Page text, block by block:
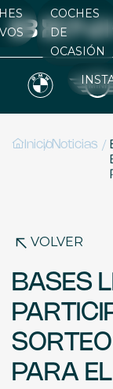
COCHES
DE
OCASIÓN
Inicio
/ Noticias /
VOLVER
BASES
PARA